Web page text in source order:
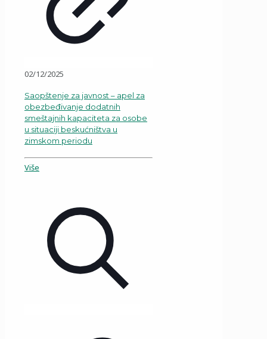
02/12/2025
Saopštenje za javnost – apel za
obezbeđivanje dodatnih
smeštajnih kapaciteta za osobe
u situaciji beskućništva u
zimskom periodu
Više